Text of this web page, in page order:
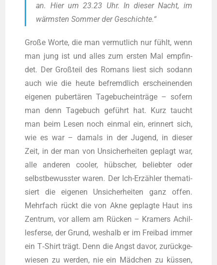
an. Hier um 23.23 Uhr. In die­ser Nacht, im
wärms­ten Som­mer der Geschichte.“
Gro­ße Wor­te, die man ver­mut­lich nur fühlt, wenn
man jung ist und alles zum ers­ten Mal emp­fin­
det. Der Groß­teil des Romans liest sich sodann
auch wie die heu­te befremd­lich erschei­nen­den
eige­nen puber­tä­ren Tage­buch­ein­trä­ge – sofern
man denn Tage­buch geführt hat. Kurz taucht
man beim Lesen noch ein­mal ein, erin­nert sich,
wie es war – damals in der Jugend, in die­ser
Zeit, in der man von Unsi­cher­hei­ten geplagt war,
alle ande­ren coo­ler, hüb­scher, belieb­ter oder
selbst­be­wuss­ter waren. Der Ich-Erzäh­ler the­ma­ti­
siert die eige­nen Unsi­cher­hei­ten ganz offen.
Mehr­fach rückt die von Akne geplag­te Haut ins
Zen­trum, vor allem am Rücken – Kra­mers Achil­
les­fer­se, der Grund, wes­halb er im Frei­bad immer
ein T‑Shirt trägt. Denn die Angst davor, zurück­ge­
wie­sen zu wer­den, nie ein Mäd­chen zu küs­sen,